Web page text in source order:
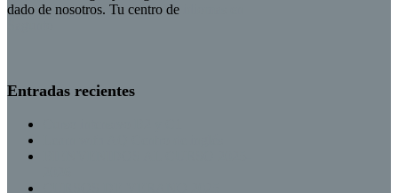
dado de nosotros. Tu centro de
Entradas recientes